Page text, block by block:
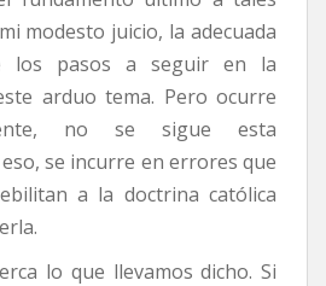
modesto juicio, la adecuada
los pasos a seguir en la
arduo tema. Pero ocurre
no se sigue esta
se incurre en errores que
a la doctrina católica
lo que llevamos dicho. Si